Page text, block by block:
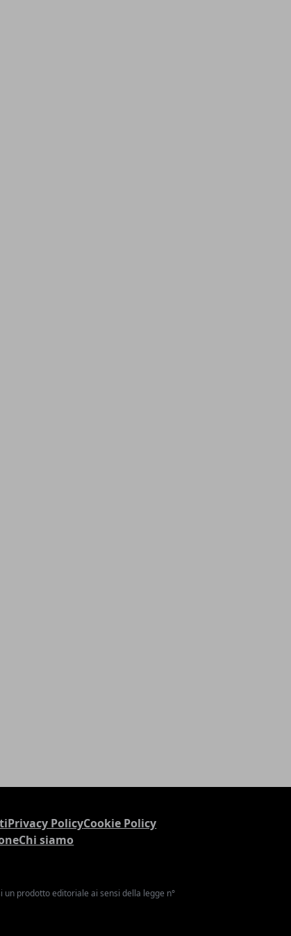
Privacy PolicyCookie Policy
Chi siamo
prodotto editoriale ai sensi della legge n°